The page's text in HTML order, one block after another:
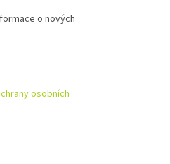
o nových
osobních